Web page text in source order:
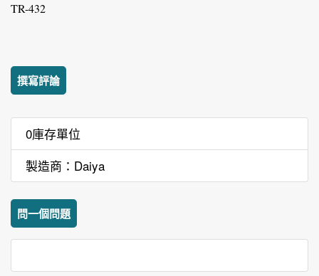
TR-432
撰寫評論
0庫存單位
製造商：Daiya
問一個問題